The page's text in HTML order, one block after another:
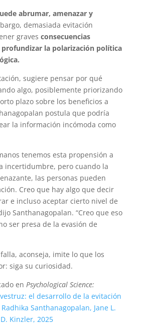
abrumar, amenazar y
demasiada evitación
graves consecuencias
profundizar la polarización política
sugiere pensar por qué
algo, posiblemente priorizando
plazo sobre los beneficios a
postula que podría
la información incómoda como
tenemos esta propensión a
incertidumbre, pero cuando la
las personas pueden
Creo que hay algo que decir
e incluso aceptar cierto nivel de
Santhanagopalan. “Creo que eso
ser presa de la evasión de
aconseja, imite lo que los
siga su curiosidad.
en Psychological Science:
el desarrollo de la evitación
Santhanagopalan, Jane L.
Kinzler, 2025